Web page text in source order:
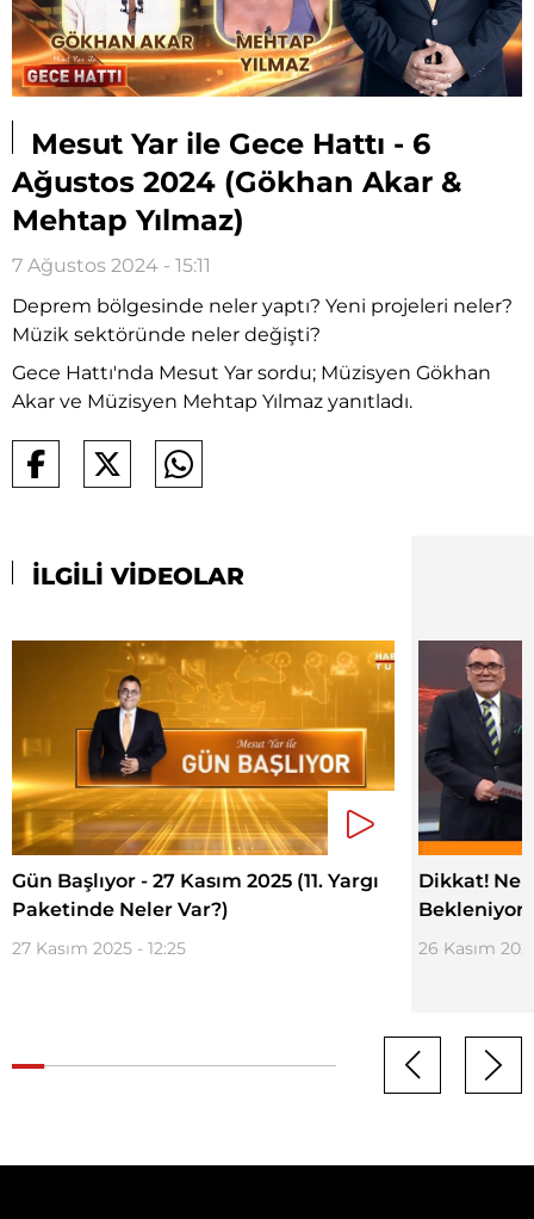
Oynat
Mesut Yar ile Gece Hattı - 6
Ağustos 2024 (Gökhan Akar &
Mehtap Yılmaz)
7 Ağustos 2024 - 15:11
Deprem bölgesinde neler yaptı? Yeni projeleri neler?
Müzik sektöründe neler değişti?
Gece Hattı'nda Mesut Yar sordu; Müzisyen Gökhan
Akar ve Müzisyen Mehtap Yılmaz yanıtladı.
İLGİLİ VİDEOLAR
Gün Başlıyor - 27 Kasım 2025 (11. Yargı
Paketinde Neler Var?)
27 Kasım 2025 - 12:25
Dikkat!
Bekleniyor?
26 Kasım